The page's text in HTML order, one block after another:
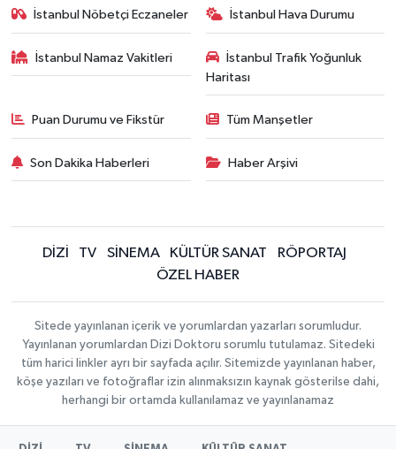
İstanbul Nöbetçi Eczaneler İstanbul Hava Durumu
İstanbul Namaz Vakitleri
İstanbul Trafik Yoğunluk
Haritası
Puan Durumu ve Fikstür Tüm Manşetler
Son Dakika Haberleri Haber Arşivi
DİZİ TV SİNEMA KÜLTÜR SANAT
RÖPORTAJ
ÖZEL HABER
Sitede yayınlanan içerik ve yorumlardan yazarları sorumludur.
Yayınlanan yorumlardan Dizi Doktoru sorumlu tutulamaz. Sitedeki
tüm harici linkler ayrı bir sayfada açılır. Sitemizde yayınlanan haber,
köşe yazıları ve fotoğraflar izin alınmaksızın kaynak gösterilse dahi,
herhangi bir ortamda kullanılamaz ve yayınlanamaz